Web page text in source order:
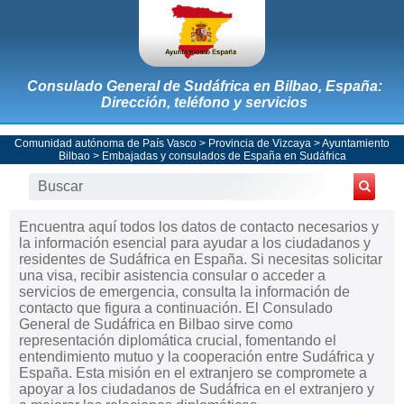
Consulado General de Sudáfrica en Bilbao, España:
Dirección, teléfono y servicios
Comunidad autónoma de País Vasco > Provincia de Vizcaya >Ayuntamiento
Bilbao> Embajadas y consulados de España en Sudáfrica
Encuentra aquí todos los datos de contacto necesarios y
la información esencial para ayudar a los ciudadanos y
residentes de Sudáfrica en España. Si necesitas solicitar
una visa, recibir asistencia consular o acceder a
servicios de emergencia, consulta la información de
contacto que figura a continuación. El Consulado
General de Sudáfrica en Bilbao sirve como
representación diplomática crucial, fomentando el
entendimiento mutuo y la cooperación entre Sudáfrica y
España. Esta misión en el extranjero se compromete a
apoyar a los ciudadanos de Sudáfrica en el extranjero y